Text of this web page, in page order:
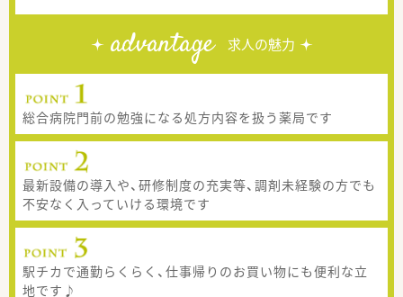
advantage 求人の魅力
総合病院門前の勉強になる処方内容を扱う薬局です
最新設備の導入や、研修制度の充実等、調剤未経験の方でも
不安なく入っていける環境です
駅チカで通勤らくらく、仕事帰りのお買い物にも便利な立
地です♪